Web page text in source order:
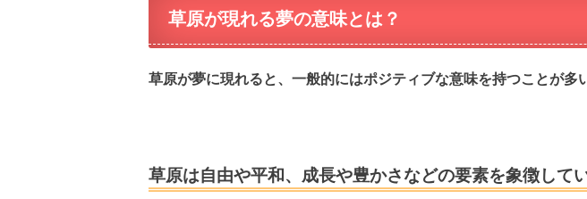
草原が現れる夢の意味とは？
草原が夢に現れると、一般的にはポジティブな意味を持つことが多
草原は自由や平和、成長や豊かさなどの要素を象徴して